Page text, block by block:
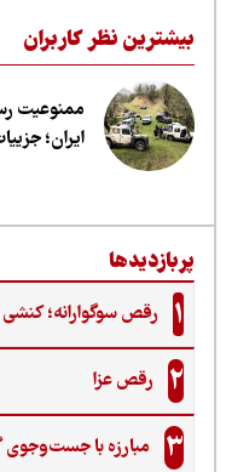
نظر کاربران
ممنوعیت رسمی
ایران؛ جزییات
رقص سوگوارانه؛ کنشی
رقص عزا
مبارزه با جست‌وجوی گنج‌